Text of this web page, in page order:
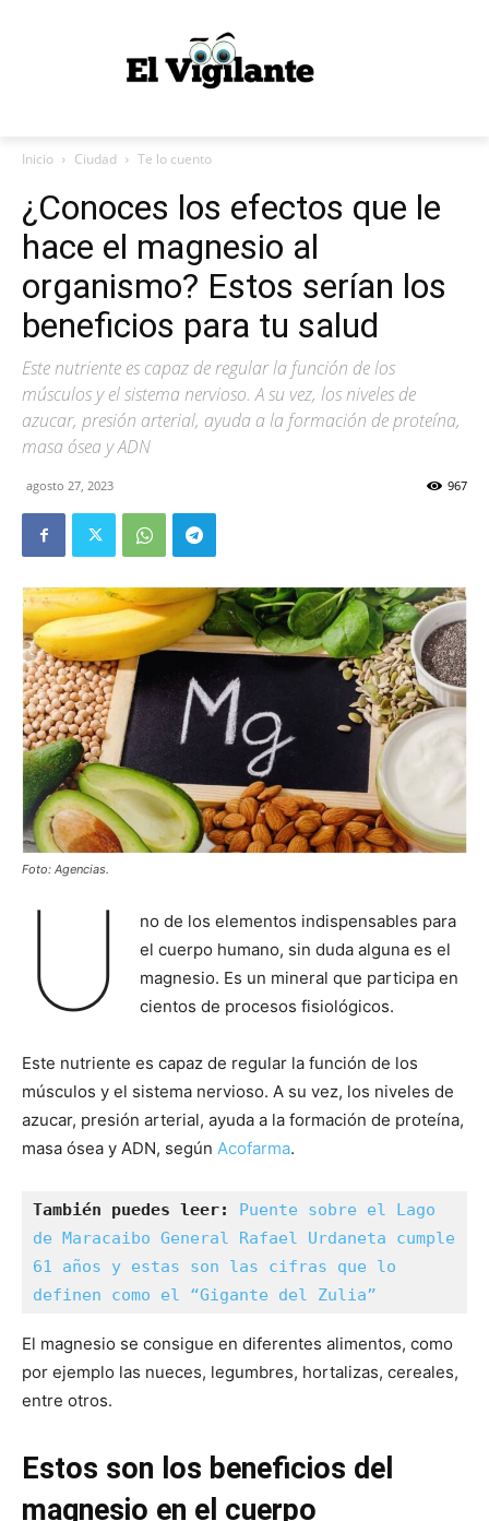
Inicio Ciudad Te lo cuento
¿Conoces los efectos que le
hace el magnesio al
organismo? Estos serían los
beneficios para tu salud
Este nutriente es capaz de regular la función de los
músculos y el sistema nervioso. A su vez, los niveles de
azucar, presión arterial, ayuda a la formación de proteína,
masa ósea y ADN
agosto 27, 2023 967
Foto: Agencias.
U
no de los elementos indispensables para
el cuerpo humano, sin duda alguna es el
magnesio. Es un mineral que participa en
cientos de procesos fisiológicos.
Este nutriente es capaz de regular la función de los
músculos y el sistema nervioso. A su vez, los niveles de
azucar, presión arterial, ayuda a la formación de proteína,
masa ósea y ADN, según Acofarma.
También puedes leer: Puente sobre el Lago
de Maracaibo General Rafael Urdaneta cumple
61 años y estas son las cifras que lo
definen como el “Gigante del Zulia”
El magnesio se consigue en diferentes alimentos, como
por ejemplo las nueces, legumbres, hortalizas, cereales,
entre otros.
Estos son los beneficios del
magnesio en el cuerpo